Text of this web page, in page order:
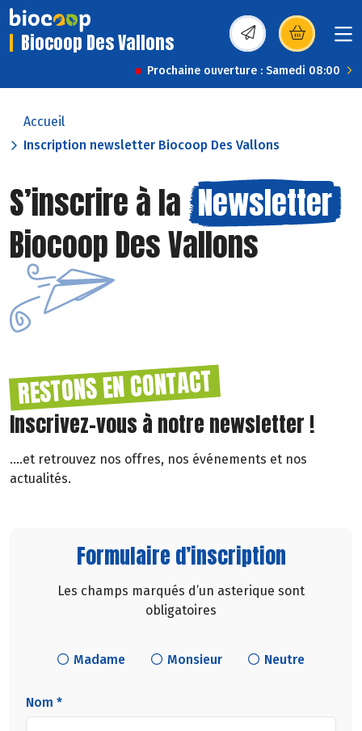
Biocoop Des Vallons (s’ouvre dans une
Prochaine ouverture : Samedi 08:00
Accueil
Inscription newsletter Biocoop Des Vallons
S’inscrire à la Newsletter
Biocoop Des Vallons
RESTONS EN CONTACT
Inscrivez-vous à notre newsletter !
....et retrouvez nos offres, nos événements et nos
actualités.
Formulaire d’inscription
Les champs marqués d’un asterique sont
obligatoires
Madame Monsieur Neutre
Nom *